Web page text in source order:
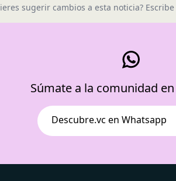
sugerir cambios a esta noticia? Escribe
Súmate a la comunidad
Descubre.vc en Whatsapp